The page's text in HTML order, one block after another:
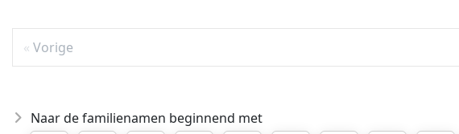
Vorige
Naar de familienamen beginnend met